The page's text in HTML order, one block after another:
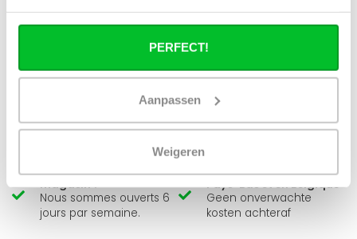
PERFECT!
Aanpassen
Weigeren
toutes vos questions.
Envoyer un message
Livraison à partir de
jours
Venez vous chercher en
magasin ?
Nous sommes ouverts 6
jours par semaine.
Livraison rapide aux
Pays-Bas et en Belgique
Geen onverwachte
kosten achteraf